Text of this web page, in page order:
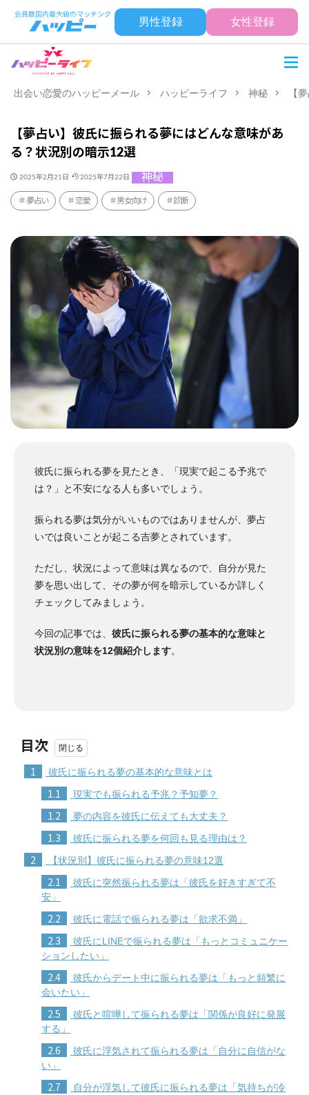
男性登録 女性登録
出会い恋愛のハッピーメール ハッピーライフ 神秘 【
【夢占い】彼氏に振られる夢にはどんな意味があ
る？状況別の暗示12選
2025年2月21日 2025年7月22日 神秘
夢占い 恋愛 男女向け 診断
彼氏に振られる夢を見たとき、「現実で起こる予兆で
は？」と不安になる人も多いでしょう。
振られる夢は気分がいいものではありませんが、夢占
いでは良いことが起こる吉夢とされています。
ただし、状況によって意味は異なるので、自分が見た
夢を思い出して、その夢が何を暗示しているか詳しく
チェックしてみましょう。
今回の記事では、 彼氏に振られる夢の基本的な意味と
状況別の意味を12個紹介します。
目次
1 彼氏に振られる夢の基本的な意味とは
1.1 現実でも振られる予兆？予知夢？
1.2 夢の内容を彼氏に伝えても大丈夫？
1.3 彼氏に振られる夢を何回も見る理由は？
2 【状況別】彼氏に振られる夢の意味12選
2.1
彼氏に突然振られる夢は「彼氏を好きすぎて不
安」
2.2 彼氏に電話で振られる夢は「欲求不満」
2.3
彼氏にLINEで振られる夢は「もっとコミュニケー
ションしたい」
2.4
彼氏からデート中に振られる夢は「もっと頻繁に
会いたい」
2.5
彼氏と喧嘩して振られる夢は「関係が良好に発展
する」
2.6
彼氏に浮気されて振られる夢は「自分に自信がな
い」
2.7
自分が浮気して彼氏に振られる夢は「気持ちが冷